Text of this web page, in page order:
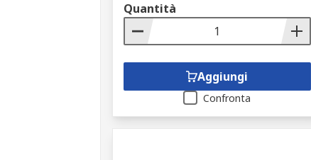
Quantità
Aggiungi
Confronta